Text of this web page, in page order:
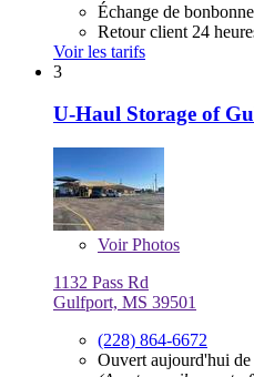
Échange de
Retour client 24
Voir les tarifs
3
U-Haul Storage of
VoirPhotos
1132 Pass Rd
Gulfport, MS 39501
(228) 864-6672
Ouvert aujourd'hui